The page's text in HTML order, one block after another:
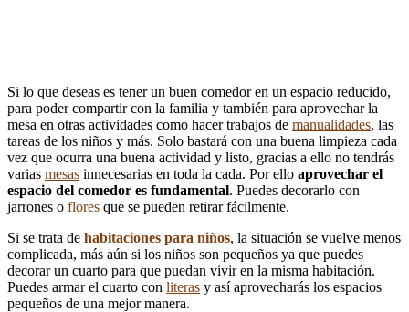
Si lo que deseas es tener un buen comedor en un espacio reducido,
para poder compartir con la familia y también para aprovechar la
mesa en otras actividades como hacer trabajos de manualidades, las
tareas de los niños y más. Solo bastará con una buena limpieza cada
vez que ocurra una buena actividad y listo, gracias a ello no tendrás
varias mesas innecesarias en toda la cada. Por ello aprovechar el
espacio del comedor es fundamental. Puedes decorarlo con
jarrones o flores que se pueden retirar fácilmente.
Si se trata de habitaciones para niños, la situación se vuelve menos
complicada, más aún si los niños son pequeños ya que puedes
decorar un cuarto para que puedan vivir en la misma habitación.
Puedes armar el cuarto con literas y así aprovecharás los espacios
pequeños de una mejor manera.